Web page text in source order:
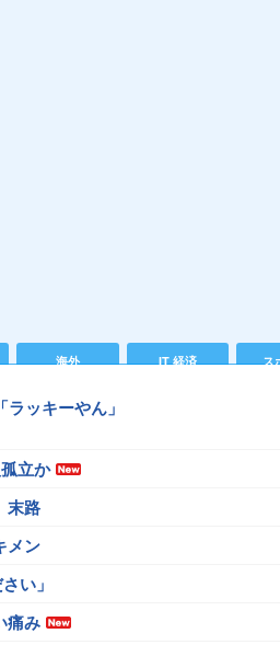
海外 IT 経済 ス
ッキーやん」
立か
末路
メン
い」
痛み